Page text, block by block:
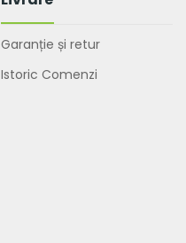
Garanție și retur
Istoric Comenzi